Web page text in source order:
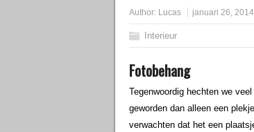
Author: Lucas januari 26, 2014
Interieur
Fotobehang
Tegenwoordig hechten we
geworden dan alleen een
verwachten dat het een